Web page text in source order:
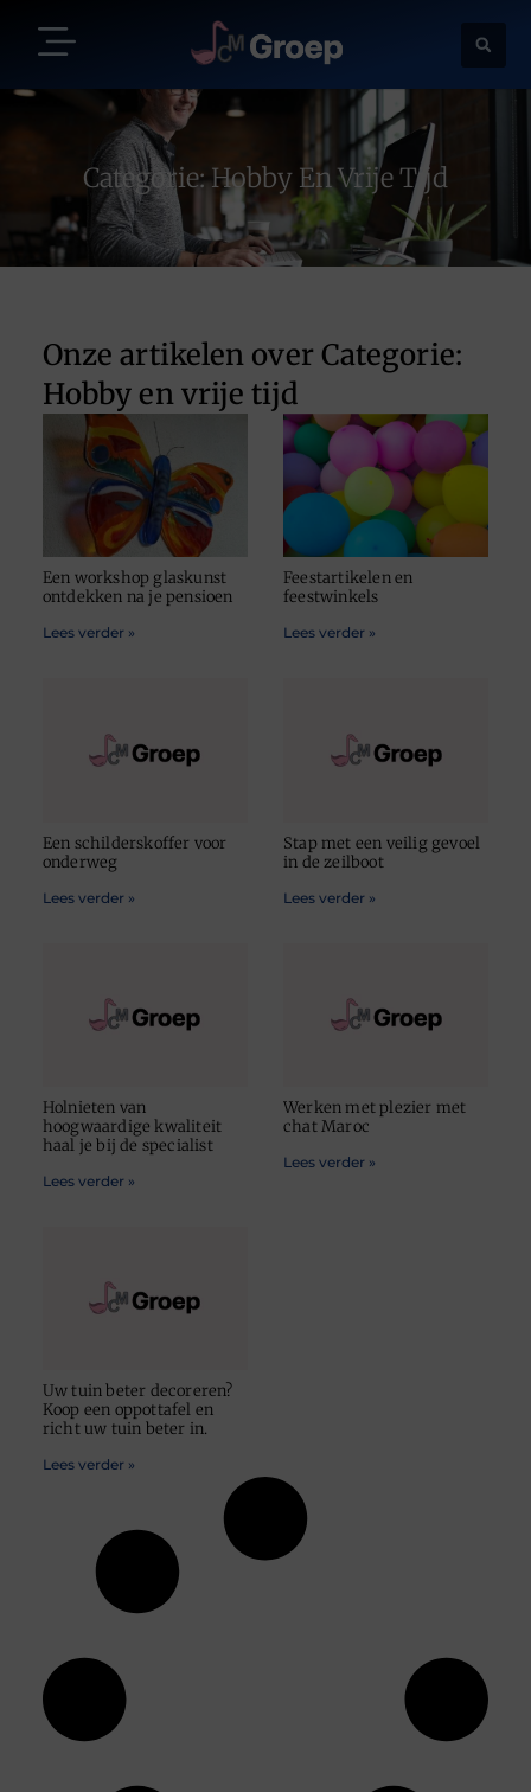
Categorie: Hobby En Vrije Tijd
Onze artikelen over Categorie:
Hobby en vrije tijd
Een workshop glaskunst
ontdekken na je pensioen
Lees verder »
Feestartikelen en
feestwinkels
Lees verder »
Een schilderskoffer voor
onderweg
Lees verder »
Stap met een veilig gevoel
in de zeilboot
Lees verder »
Holnieten van
hoogwaardige kwaliteit
haal je bij de specialist
Lees verder »
Werken met plezier met
chat Maroc
Lees verder »
Uw tuin beter decoreren?
Koop een oppottafel en
richt uw tuin beter in.
Lees verder »